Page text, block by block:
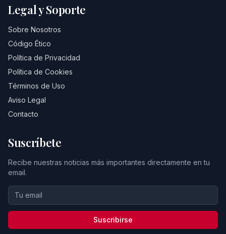
Legal y Soporte
Sobre Nosotros
Código Ético
Política de Privacidad
Política de Cookies
Términos de Uso
Aviso Legal
Contacto
Suscríbete
Recibe nuestras noticias más importantes directamente en tu
email.
Suscribirse